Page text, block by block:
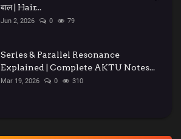
बाल | Hair...
Jun 2, 2026 0 79
Series & Parallel Resonance
Explained | Complete AKTU Notes...
Mar 19, 2026 0 310